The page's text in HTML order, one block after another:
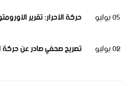
05 يوليو
02 يوليو